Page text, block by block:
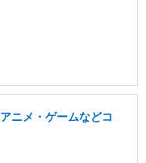
ニメ・ゲームなどコ